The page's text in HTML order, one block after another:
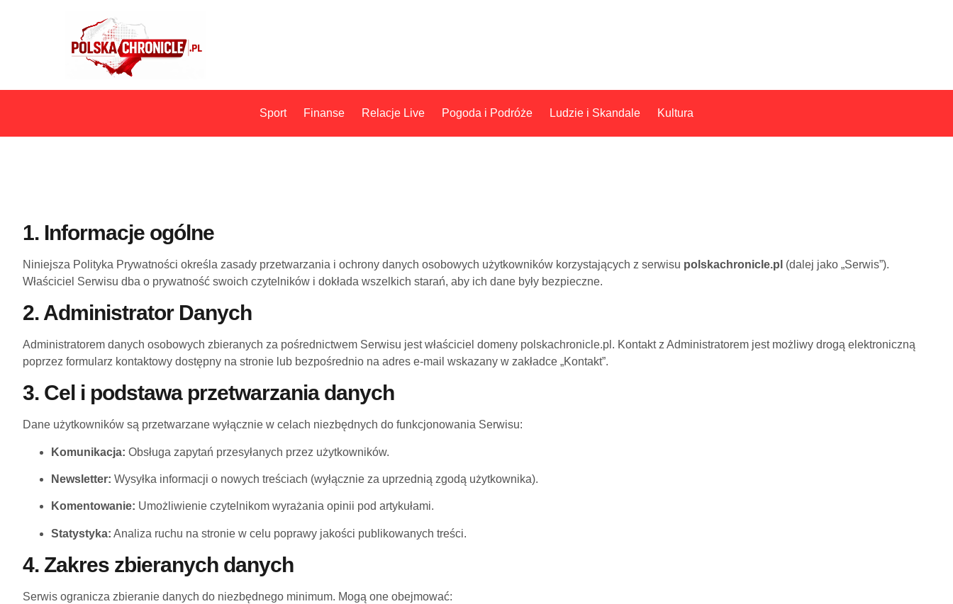
Sport Finanse Relacje Live Pogoda i Podróże Ludzie i Skandale Kultura
1. Informacje ogólne
Niniejsza Polityka Prywatności określa zasady przetwarzania i ochrony danych osobowych użytkowników korzystających z serwisu polskachronicle.pl (dalej jako „Serwis”).
Właściciel Serwisu dba o prywatność swoich czytelników i dokłada wszelkich starań, aby ich dane były bezpieczne.
2. Administrator Danych
Administratorem danych osobowych zbieranych za pośrednictwem Serwisu jest właściciel domeny polskachronicle.pl. Kontakt z Administratorem jest możliwy drogą elektroniczną
poprzez formularz kontaktowy dostępny na stronie lub bezpośrednio na adres e-mail wskazany w zakładce „Kontakt”.
3. Cel i podstawa przetwarzania danych
Dane użytkowników są przetwarzane wyłącznie w celach niezbędnych do funkcjonowania Serwisu:
Komunikacja: Obsługa zapytań przesyłanych przez użytkowników.
Newsletter: Wysyłka informacji o nowych treściach (wyłącznie za uprzednią zgodą użytkownika).
Komentowanie: Umożliwienie czytelnikom wyrażania opinii pod artykułami.
Statystyka: Analiza ruchu na stronie w celu poprawy jakości publikowanych treści.
4. Zakres zbieranych danych
Serwis ogranicza zbieranie danych do niezbędnego minimum. Mogą one obejmować: